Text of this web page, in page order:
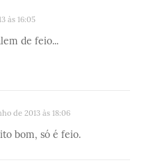
às 16:05
de feio...
de 2013 às 18:06
bom, só é feio.